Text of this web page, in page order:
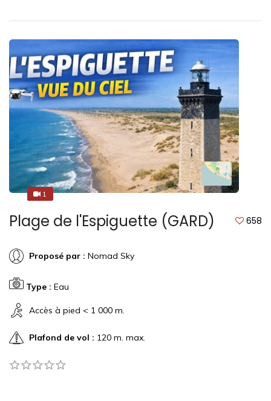
11
Plage de l'Espiguette (GARD) 658
Proposé par : Nomad Sky
Type : Eau
Accès à pied < 1 000 m.
Plafond de vol : 120 m. max.